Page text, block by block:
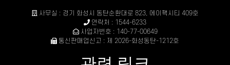
사무실 : 경기 화성시 동탄순환대로 823, 에이팩시티 409호
연락처 : 1544-6233
사업자번호 : 140-77-00649
통신판매업신고 : 제 2026-화성동탄-1212호